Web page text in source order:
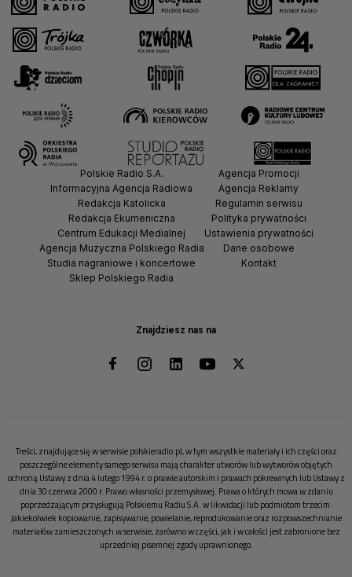
Znajdziesz nas na
Polskie Radio S.A.
Informacyjna Agencja Radiowa
Redakcja Katolicka
Redakcja Ekumeniczna
Centrum Edukacji Medialnej
Agencja Muzyczna Polskiego Radia
Studia nagraniowe i koncertowe
Sklep Polskiego Radia
Agencja Promocji
Agencja Reklamy
Regulamin serwisu
Polityka prywatności
Ustawienia prywatności
Dane osobowe
Kontakt
Treści, znajdujące się w serwisie polskieradio.pl, w tym wszystkie materiały i ich części oraz
poszczególne elementy samego serwisu mają charakter utworów lub wytworów objętych
ochroną Ustawy z dnia 4 lutego 1994 r. o prawie autorskim i prawach pokrewnych lub Ustawy z
dnia 30 czerwca 2000 r. Prawo własności przemysłowej. Prawa o których mowa w zdaniu
poprzedzającym przysługują Polskiemu Radiu S.A. w likwidacji lub podmiotom trzecim.
Jakiekolwiek kopiowanie, zapisywanie, powielanie, reprodukowanie oraz rozpowszechnianie
materiałów zamieszczonych w serwisie, zarówno w części, jak i w całości jest zabronione bez
uprzedniej pisemnej zgody uprawnionego.